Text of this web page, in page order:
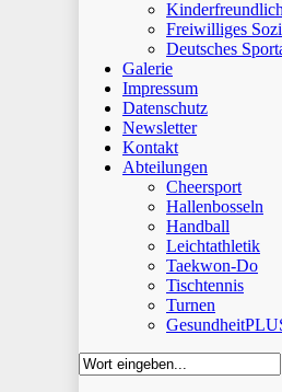
Freiwilliges
Deutsches
Galerie
Impressum
Datenschutz
Newsletter
Kontakt
Abteilungen
Cheersport
Hallenbosseln
Handball
Leichtathletik
Taekwon-Do
Tischtennis
Turnen